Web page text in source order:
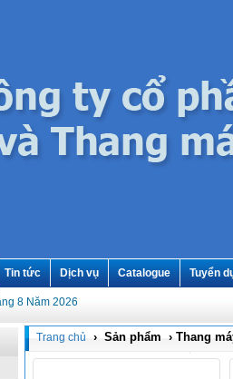
Tin tức Dịch vụ Catalogue Tuyển
8 Năm 2026
Trang chủ › Sản phẩm › Thang